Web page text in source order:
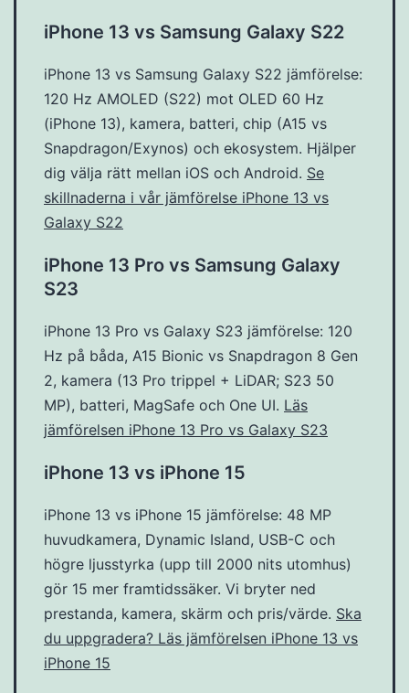
iPhone 13 vs Samsung Galaxy S22
iPhone 13 vs Samsung Galaxy S22 jämförelse:
120 Hz AMOLED (S22) mot OLED 60 Hz
(iPhone 13), kamera, batteri, chip (A15 vs
Snapdragon/Exynos) och ekosystem. Hjälper
dig välja rätt mellan iOS och Android. Se
skillnaderna i vår jämförelse iPhone 13 vs
Galaxy S22
iPhone 13 Pro vs Samsung Galaxy
S23
iPhone 13 Pro vs Galaxy S23 jämförelse: 120
Hz på båda, A15 Bionic vs Snapdragon 8 Gen
2, kamera (13 Pro trippel + LiDAR; S23 50
MP), batteri, MagSafe och One UI. Läs
jämförelsen iPhone 13 Pro vs Galaxy S23
iPhone 13 vs iPhone 15
iPhone 13 vs iPhone 15 jämförelse: 48 MP
huvudkamera, Dynamic Island, USB-C och
högre ljusstyrka (upp till 2000 nits utomhus)
gör 15 mer framtidssäker. Vi bryter ned
prestanda, kamera, skärm och pris/värde. Ska
du uppgradera? Läs jämförelsen iPhone 13 vs
iPhone 15